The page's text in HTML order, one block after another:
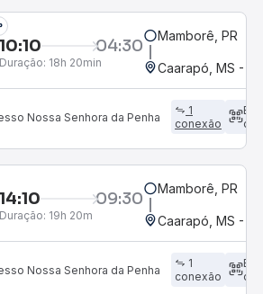
10:10 04:30
Duração: 18h 20min
Mamborê, PR
Caarapó, MS -
Nossa Senhora da Penha
1
conexão
14:10 09:30
Duração: 19h 20m
Mamborê, PR
Caarapó, MS -
Nossa Senhora da Penha
1
conexão